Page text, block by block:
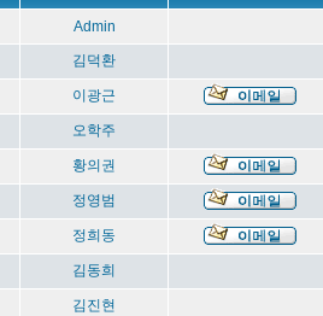
Admin
김덕환
이광근
오학주
황의권
정영범
정희동
김동희
김진현